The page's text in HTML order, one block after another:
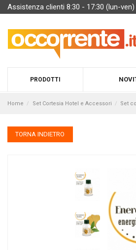
Assistenza clienti 8:30 - 17:30 (lun-ven)
PRODOTTI
Home Set Cortesia Hotel e Accessori Set
TORNA INDIETRO